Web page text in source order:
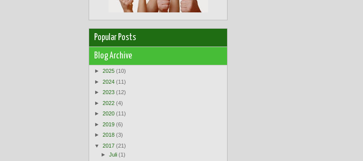
Popular Posts
Blog Archive
► 2025 (10)
► 2024 (11)
► 2023 (12)
► 2022 (4)
► 2020 (11)
► 2019 (6)
► 2018 (3)
▼
2017 (21)
►Juli (1)